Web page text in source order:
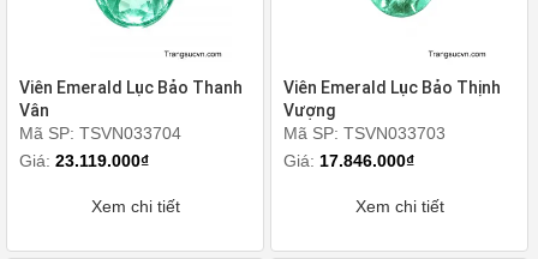
Viên Emerald Lục Bảo Thanh
Vân
Mã SP: TSVN033704
Giá: 23.119.000₫
Xem chi tiết
Viên Emerald Lục Bảo Thịnh
Vượng
Mã SP: TSVN033703
Giá: 17.846.000₫
Xem chi tiết